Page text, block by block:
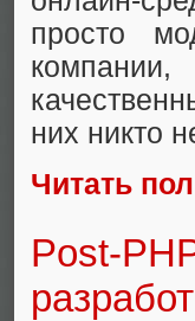
просто
них никто
Читать
Post-